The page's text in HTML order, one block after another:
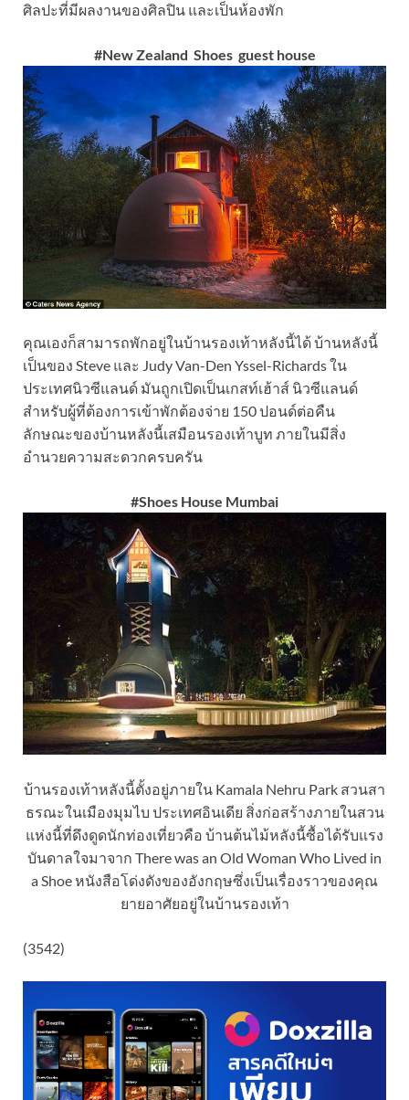
ศิลปะที่มีผลงานของศิลปิน และเป็นห้องพัก
#New Zealand Shoes guest house
คุณเองก็สามารถพักอยู่ในบ้านรองเท้าหลังนี้ได้ บ้านหลังนี้
เป็นของ Steve และ Judy Van-Den Yssel-Richards ใน
ประเทศนิวซีแลนด์ มันถูกเปิดเป็นเกสท์เฮ้าส์ นิวซีแลนด์
สำหรับผู้ที่ต้องการเข้าพักต้องจ่าย 150 ปอนด์ต่อคืน
ลักษณะของบ้านหลังนี้เสมือนรองเท้าบูท ภายในมีสิ่ง
อำนวยความสะดวกครบครัน
#Shoes House Mumbai
บ้านรองเท้าหลังนี้ตั้งอยู่ภายใน Kamala Nehru Park สวนสา
ธรณะในเมืองมุมไบ ประเทศอินเดีย สิ่งก่อสร้างภายในสวน
แห่งนี้ที่ดึงดูดนักท่องเที่ยวคือ บ้านต้นไม้หลังนี้ซื้อได้รับแรง
บันดาลใจมาจาก There was an Old Woman Who Lived in
a Shoe หนังสือโด่งดังของอังกฤษซึ่งเป็นเรื่องราวของคุณ
ยายอาศัยอยู่ในบ้านรองเท้า
(3542)